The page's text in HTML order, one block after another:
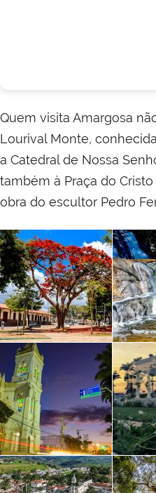
Quem visita Amargosa
Lourival Monte,
a Catedral de Nossa
também à Praça do
obra do escultor Pedro